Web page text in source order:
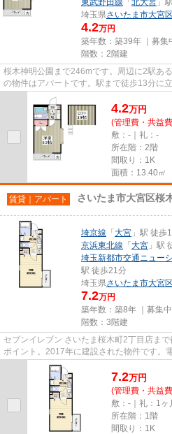
東武野田線 「 北大宮 」
埼玉県さいたま市大宮区
4.2万円
築年数：築39年 ｜募集
階数：2階建
桜木神明公園まで246mです。周辺に2駅あ
の物件はアパートです。駅まで徒歩13分に
内見のご予約はVERUSまでご連...
4.2万円
(管理費・共益
敷：-｜礼：-
所在階：2階
間取り：1K
面積：13.40㎡
賃貸｜アパート さいたま市大宮区桜
埼京線 「 大宮 」駅 徒歩
京浜東北線 「 大宮 」駅
埼玉新都市交通ニュー
駅 徒歩21分
埼玉県さいたま市大宮区
7.2万円
築年数：築8年 ｜募集中
階数：3階建
セブンイレブン さいたま桜木町2丁目店ま
ポイント。2017年に建設された物件です。
10分の物件です。こちらの物...
7.2万円
(管理費・共益
敷：-｜礼：1ヶ
所在階：1階
間取り：1K